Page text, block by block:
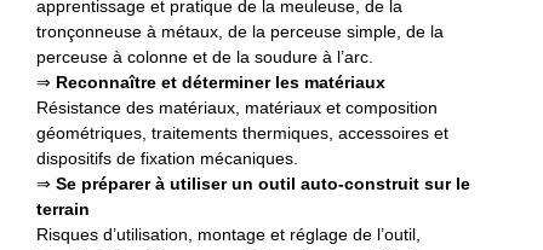
apprentissage et pratique de la meuleuse, de la
tronçonneuse à métaux, de la perceuse simple, de la
perceuse à colonne et de la soudure à l’arc.
⇒ Reconnaître et déterminer les matériaux
Résistance des matériaux, matériaux et composition
géométriques, traitements thermiques, accessoires et
dispositifs de fixation mécaniques.
⇒ Se préparer à utiliserun outil auto-construit sur le
terrain
Risques d’utilisation, montage et réglage de l’outil,